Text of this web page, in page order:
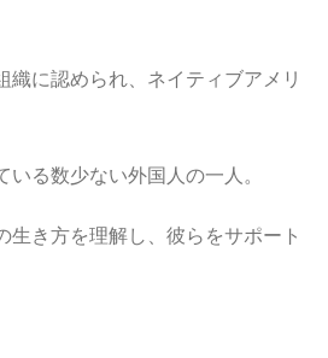
織に認められ、ネイティブアメリ
いる数少ない外国人の一人。
生き方を理解し、彼らをサポート